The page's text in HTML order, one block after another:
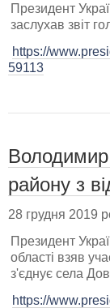
Президент
заслухав звіт
https://
59113
Володимир
району з
28 грудня 2019
Президент
області взяв
з'єднує села
https://